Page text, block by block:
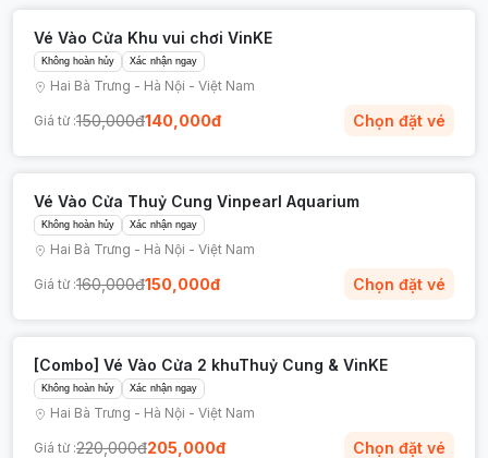
nhìn những loài cá mập, cá đuối khổng lồ
bơi lội ngay sát bên mình.
Học mà chơi tại VinKE:
trí giúp bé hóa thân thành bác sĩ, lính cứu
hỏa, hay đầu bếp chuyên nghiệp để nuôi
Show diễn Nàng tiên cá độc đáo:Chiêm
ngưỡng những màn trình diễn nghệ thuật
dưới nước đầy mê hoặc, lần đầu tiên có
mặt tại Việt Nam.
Bạn đã sẵn sàng cùng bé yêu dấn thân vào hành
trình khám phá đại dương chưa? Hãy đặt vé
City tại Tecotrip ngay hôm nay để nhận mức giá
ưu đãi tốt nhất!
Vé Vào Cửa Khu vui chơi VinKE
Không hoàn hủy Xác nhận ngay
Hai Bà Trưng - Hà Nội - Việt Nam
Giá từ :150,000đ140,000đ Chọn đặt vé
Vé Vào Cửa Thuỷ Cung Vinpearl Aquarium
Không hoàn hủy Xác nhận ngay
Hai Bà Trưng - Hà Nội - Việt Nam
Giá từ :160,000đ150,000đ Chọn đặt vé
[Combo] Vé Vào Cửa 2 khuThuỷ Cung & VinKE
Không hoàn hủy Xác nhận ngay
Hai Bà Trưng - Hà Nội - Việt Nam
Giá từ :220,000đ205,000đ Chọn đặt vé